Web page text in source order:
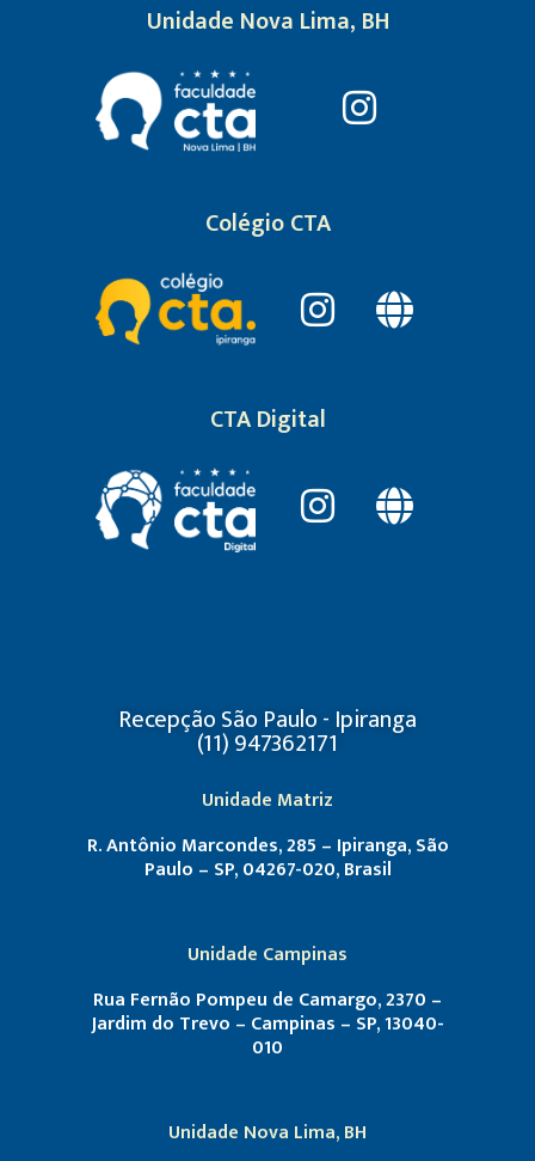
Unidade Nova Lima, BH
Colégio CTA
CTA Digital
Recepção São Paulo - Ipiranga
(11) 947362171
Unidade Matriz
R. Antônio Marcondes, 285 – Ipiranga, São
Paulo – SP, 04267-020, Brasil
Unidade Campinas
Rua Fernão Pompeu de Camargo, 2370 –
Jardim do Trevo – Campinas – SP, 13040-
010
Unidade Nova Lima, BH